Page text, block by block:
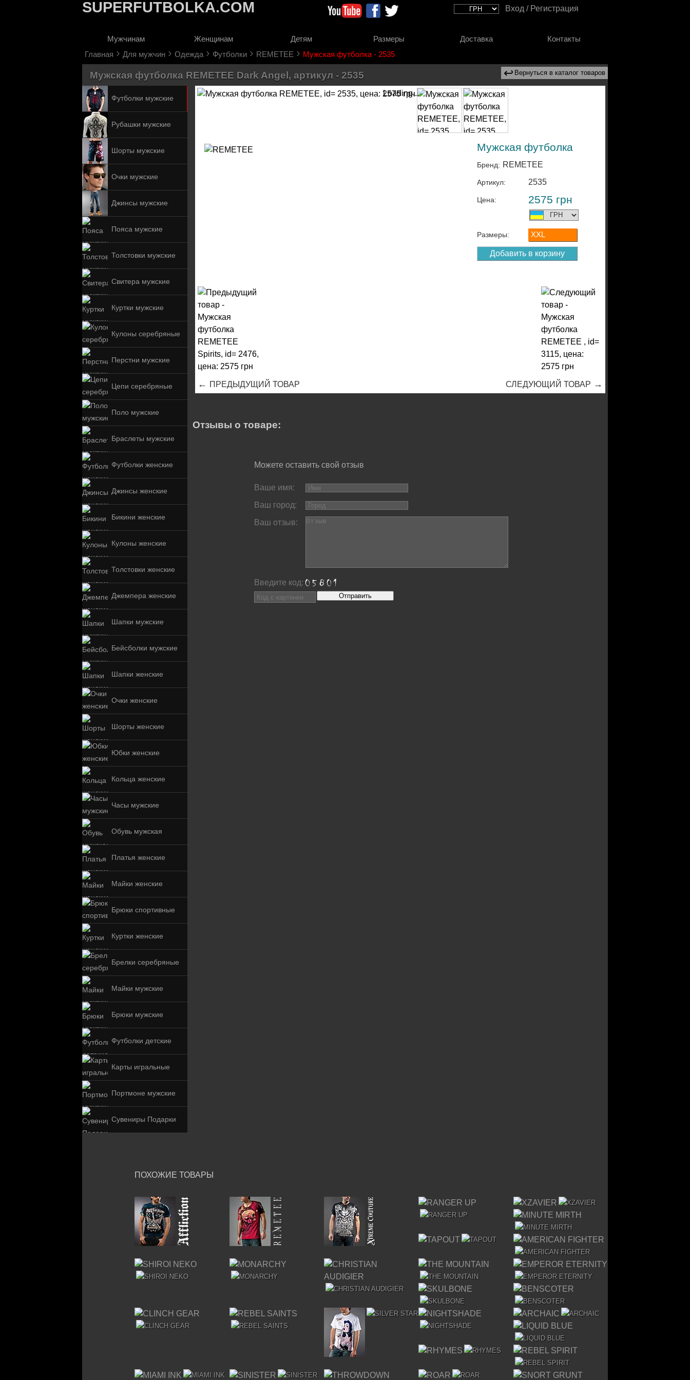
SUPERFUTBOLKA.COM Вход / Регистрация
Размеры Доставка Контакты
Мужчинам Женщинам
Детям
Главная › Для мужчин › Одежда › Футболки › REMETEE › Мужская футболка - 2535
Футболки мужские
Рубашки мужские
Шорты мужские
Очки мужские
Джинсы мужские
Пояса мужские
Толстовки мужские
Свитера мужские
Куртки мужские
Кулоны серебряные
Перстни мужские
Цепи серебряные
Поло мужские
Браслеты мужские
Футболки женские
Джинсы женские
Бикини женские
Кулоны женские
Толстовки женские
Джемпера женские
Шапки мужские
Бейсболки мужские
Шапки женские
Очки женские
Шорты женские
Юбки женские
Кольца женские
Часы мужские
Обувь мужская
Платья женские
Майки женские
Брюки спортивные
Куртки женские
Брелки серебряные
Майки мужские
Брюки мужские
Футболки детские
Карты игральные
Портмоне мужские
Сувениры Подарки
Мужская футболка REMETEE Dark Angel, артикул - 2535 ↩ Вернуться в каталог товаров
Loading...
Мужская футболка
Бренд: REMETEE
Артикул: 2535
Цена: 2575 грн
Размеры: XXL
← ПРЕДЫДУЩИЙ ТОВАР СЛЕДУЮЩИЙ ТОВАР →
Отзывы о товаре:
Можете оставить свой отзыв
Ваше имя:
Ваш город:
Ваш отзыв:
Введите код:
ПОХОЖИЕ ТОВАРЫ